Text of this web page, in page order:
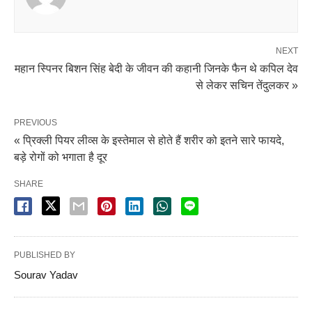
NEXT
महान स्पिनर बिशन सिंह बेदी के जीवन की कहानी जिनके फैन थे कपिल देव
से लेकर सचिन तेंदुलकर »
PREVIOUS
« प्रिक्ली पियर लीव्स के इस्तेमाल से होते हैं शरीर को इतने सारे फायदे,
बड़े रोगों को भगाता है दूर
SHARE
PUBLISHED BY
Sourav Yadav